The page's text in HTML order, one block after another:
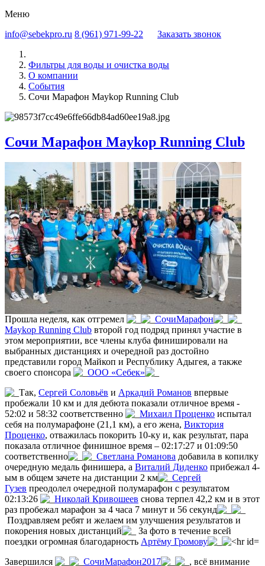
Меню
info@sebekpro.ru 8 (961) 971-99-22 Заказать звонок
Фильтры для воды и очистка воды
О компании
События
Сочи Марафон Maykop Running Club
Сочи Марафон Maykop Running Club
Прошла неделя, как отгремел
СочиМарафон
Maykop Running Club второй год подряд принял участие в
этом мероприятии, все члены клуба финишировали на
выбранных дистанциях и очередной раз достойно
представили город Майкоп и Республику Адыгея, а также
своего спонсора
ООО «Себек»
Так, Сергей Соловьёв и Аркадий Романов впервые
пробежали 10 км и для дебюта показали отличное время -
52:02 и 58:32 соответственно
Михаил Проценко испытал
себя на полумарафоне (21,1 км), а его жена, Виктория
Проценко, отважилась покорить 10-ку и, как результат, пара
показала отличное финишное время – 02:17:27 и 01:09:50
соответственно
Светлана Романова добавила в копилку
очередную медаль финишера, а Виталий Диденко прибежал 4-
ым в общем зачете на дистанции 2 км
Сергей
Гузев преодолел очередной полумарафон с результатом
02:13:26
Николай Кривошеев снова терпел 42,2 км и в этот
раз пробежал марафон за 4 часа 7 минут и 56 секунд
Поздравляем ребят и желаем им улучшения результатов и
покорения новых дистанций
За фото в течение всей
поездки огромная благодарность Артёму Громову
Завершился
СочиМарафон2017 , всё внимание